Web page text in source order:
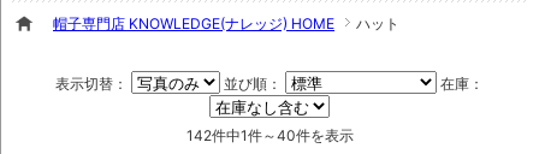
帽子専門店 KNOWLEDGE(ナレッジ) HOME ハット
表示切替： 並び順： 在庫：
142件中1件～40件を表示